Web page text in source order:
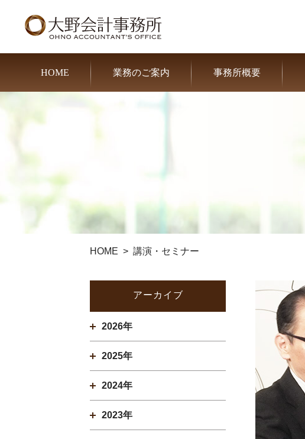
HOME 業務のご案内 事務所概要
HOME 講演・セミナー
アーカイブ
2026年
2025年
2024年
2023年